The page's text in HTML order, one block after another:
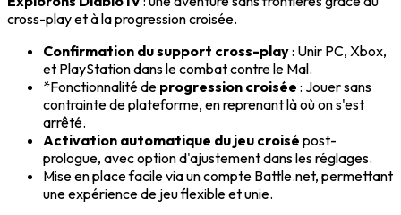
cross-play et à la progression croisée.
Confirmation du support cross-play: Unir PC, Xbox,
et PlayStation dans le combat contre le Mal.
*Fonctionnalité de progression croisée : Jouer sans
contrainte de plateforme, en reprenant là où on s'est
arrêté.
Activation automatique du jeu croisé post-
prologue, avec option d'ajustement dans les réglages.
Mise en place facile via un compte Battle.net, permettant
une expérience de jeu flexible et unie.